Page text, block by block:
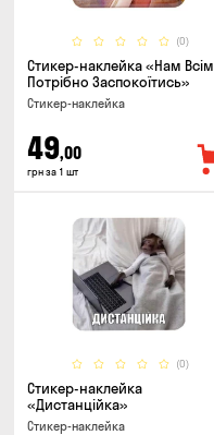
(0)
Стикер-наклейка «Нам Всім
Потрібно Заспокоїтись»
Стикер-наклейка
49,00
грн за 1 шт
(0)
Стикер-наклейка
«Дистанційка»
Стикер-наклейка